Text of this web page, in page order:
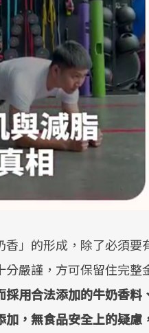
香」的形成，除了必須
嚴謹，方可保留住完整
採用合法添加的牛奶香
，無食品安全上的疑慮